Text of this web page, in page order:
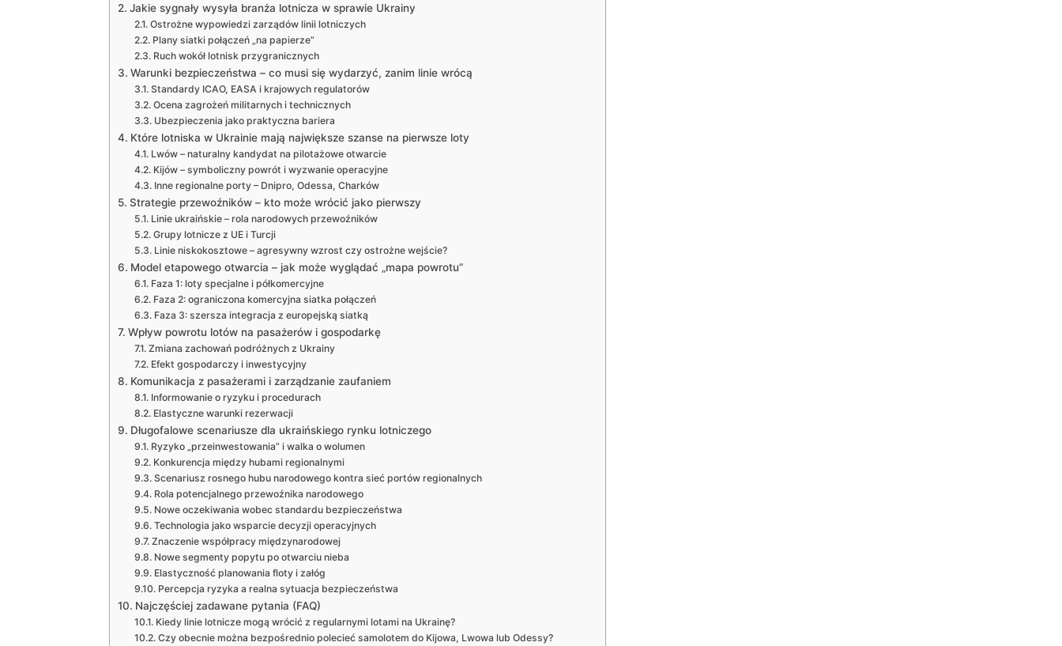
Jakie sygnały wysyła branża lotnicza w sprawie Ukrainy
Ostrożne wypowiedzi zarządów linii lotniczych
Plany siatki połączeń „na papierze”
Ruch wokół lotnisk przygranicznych
Warunki bezpieczeństwa – co musi się wydarzyć, zanim linie wrócą
Standardy ICAO, EASA i krajowych regulatorów
Ocena zagrożeń militarnych i technicznych
Ubezpieczenia jako praktyczna bariera
Które lotniska w Ukrainie mają największe szanse na pierwsze loty
Lwów – naturalny kandydat na pilotażowe otwarcie
Kijów – symboliczny powrót i wyzwanie operacyjne
Inne regionalne porty – Dnipro, Odessa, Charków
Strategie przewoźników – kto może wrócić jako pierwszy
Linie ukraińskie – rola narodowych przewoźników
Grupy lotnicze z UE i Turcji
Linie niskokosztowe – agresywny wzrost czy ostrożne wejście?
Model etapowego otwarcia – jak może wyglądać „mapa powrotu”
Faza 1: loty specjalne i półkomercyjne
Faza 2: ograniczona komercyjna siatka połączeń
Faza 3: szersza integracja z europejską siatką
Wpływ powrotu lotów na pasażerów i gospodarkę
Zmiana zachowań podróżnych z Ukrainy
Efekt gospodarczy i inwestycyjny
Komunikacja z pasażerami i zarządzanie zaufaniem
Informowanie o ryzyku i procedurach
Elastyczne warunki rezerwacji
Długofalowe scenariusze dla ukraińskiego rynku lotniczego
Ryzyko „przeinwestowania” i walka o wolumen
Konkurencja między hubami regionalnymi
Scenariusz rosnego hubu narodowego kontra sieć portów regionalnych
Rola potencjalnego przewoźnika narodowego
Nowe oczekiwania wobec standardu bezpieczeństwa
Technologia jako wsparcie decyzji operacyjnych
Znaczenie współpracy międzynarodowej
Nowe segmenty popytu po otwarciu nieba
Elastyczność planowania floty i załóg
Percepcja ryzyka a realna sytuacja bezpieczeństwa
Najczęściej zadawane pytania (FAQ)
Kiedy linie lotnicze mogą wrócić z regularnymi lotami na Ukrainę?
Czy obecnie można bezpośrednio polecieć samolotem do Kijowa, Lwowa lub Odessy?